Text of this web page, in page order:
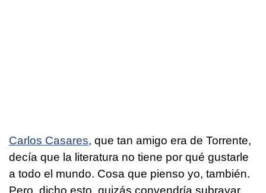
Carlos Casares, que tan amigo era de Torrente,
decía que la literatura no tiene por qué gustarle
a todo el mundo. Cosa que pienso yo, también.
Pero, dicho esto, quizás convendría subrayar,